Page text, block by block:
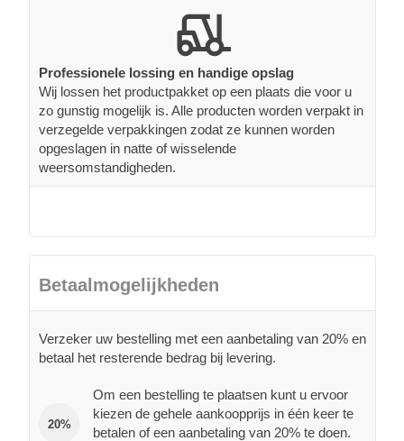
Professionele lossing en handige opslag
Wij lossen het productpakket op een plaats die voor u
zo gunstig mogelijk is. Alle producten worden verpakt in
verzegelde verpakkingen zodat ze kunnen worden
opgeslagen in natte of wisselende
weersomstandigheden.
Betaalmogelijkheden
Verzeker uw bestelling met een aanbetaling van 20% en
betaal het resterende bedrag bij levering.
20%
Om een bestelling te plaatsen kunt u ervoor
kiezen de gehele aankoopprijs in één keer te
betalen of een aanbetaling van 20% te doen.